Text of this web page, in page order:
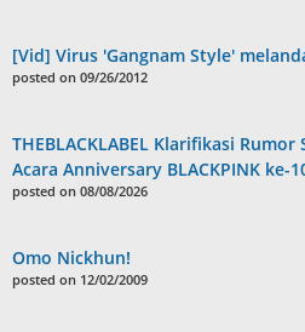
[Vid] Virus 'Gangnam Style'
posted on 09/26/2012
THEBLACKLABEL Klarifikasi
Acara Anniversary BLACKPINK ke-
posted on 08/08/2026
Omo Nickhun!
posted on 12/02/2009